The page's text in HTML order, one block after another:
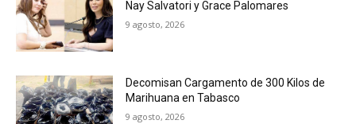
Nay Salvatori y Grace Palomares
9 agosto, 2026
Decomisan Cargamento de 300 Kilos de
Marihuana en Tabasco
9 agosto, 2026